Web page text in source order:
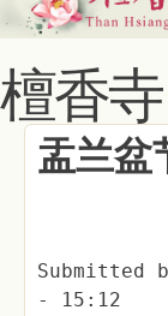
檀香寺
盂兰盆
Submitted
- 15:12